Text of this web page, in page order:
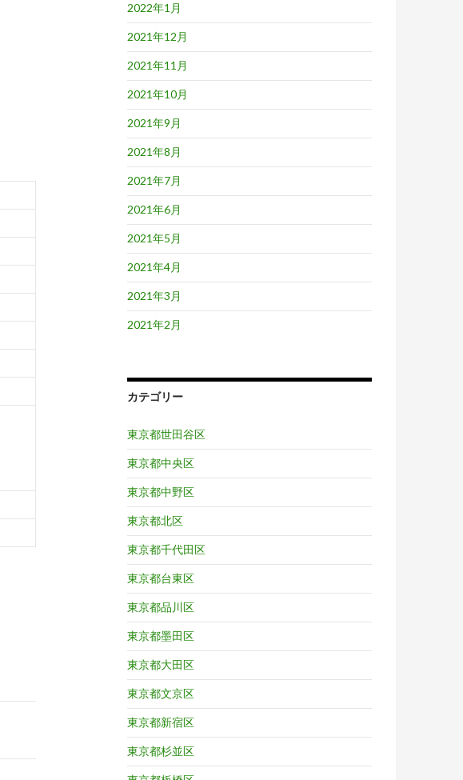
2022年1月
2021年12月
2021年11月
2021年10月
2021年9月
2021年8月
2021年7月
2021年6月
2021年5月
2021年4月
2021年3月
2021年2月
カテゴリー
東京都世田谷区
東京都中央区
東京都中野区
東京都北区
東京都千代田区
東京都台東区
東京都品川区
東京都墨田区
東京都大田区
東京都文京区
東京都新宿区
東京都杉並区